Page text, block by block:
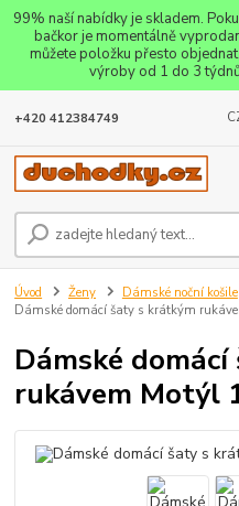
99% naší nabídky je skladem.
bačkor je momentálně
můžete položku přesto
výroby od 1 do 3
+420 412384749
Úvod Ženy Dámské noční košile
Dámské domácí šaty s krátkým
Dámské
rukávem Motýl